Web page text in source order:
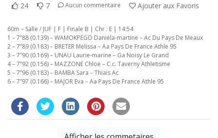
24 7 Aucun commentaire Ajouter aux Favoris
60m – Salle / JUF | F | Finale B | Chr : E | 14:54
1 – 7”88 (0.139) – WAMOKPEGO Daniela-martine – Ac Du Pays De Meaux
2 – 7”89 (0.183) – BRETER Melissa – Aa Pays De France Athle 95
3 – 7”90 (0.169) – UNAU Laurie-marine – Ga Noisy Le Grand
4 – 7”92 (0.156) – MAZZONE Chloe – C.c. Taverny Athletisme
5 – 7”96 (0.183) – BAMBA Sara – Thiais Ac
6 – 7”97 (0.166) – MAJOR Eva – Aa Pays De France Athle 95